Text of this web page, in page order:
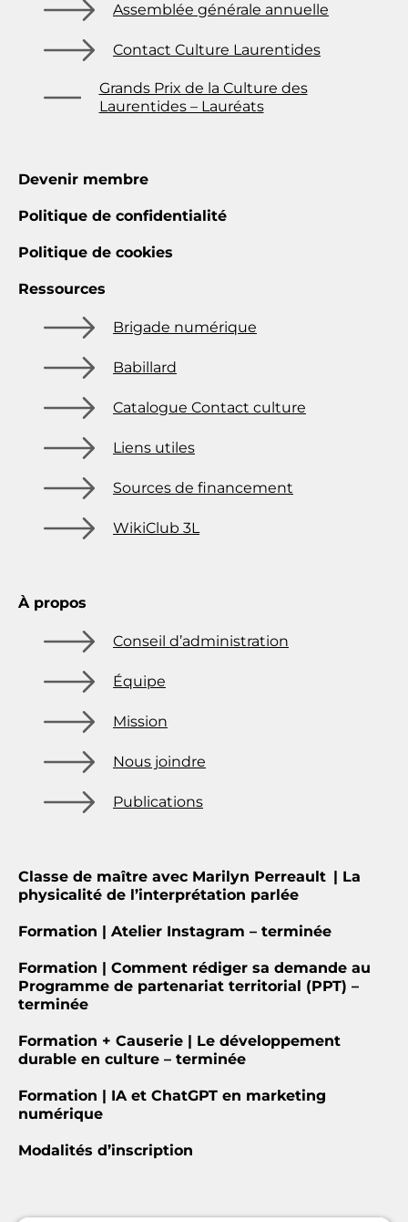
Assemblée générale annuelle
Contact Culture Laurentides
Grands Prix de la Culture des
Laurentides – Lauréats
Devenir membre
Politique de confidentialité
Politique de cookies
Ressources
Brigade numérique
Babillard
Catalogue Contact culture
Liens utiles
Sources de financement
WikiClub 3L
À propos
Conseil d’administration
Équipe
Mission
Nous joindre
Publications
Classe de maître avec Marilyn Perreault | La
physicalité de l’interprétation parlée
Formation | Atelier Instagram – terminée
Formation | Comment rédiger sa demande au
Programme de partenariat territorial (PPT) –
terminée
Formation + Causerie | Le développement
durable en culture – terminée
Formation | IA et ChatGPT en marketing
numérique
Modalités d’inscription